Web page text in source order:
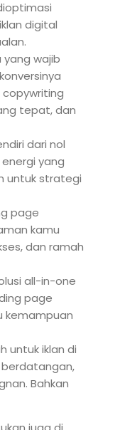
digital
wajib
tepat, dan
dari nol
yang
untuk strategi
page
kamu
dan ramah
all-in-one
page
kemampuan
untuk iklan di
berdatangan,
Bahkan